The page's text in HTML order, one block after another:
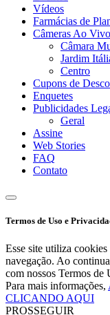
Vídeos
Farmácias de
Câmeras Ao Vivo
Câmara
Jardim
Centro
Cupons de
Enquetes
Publicidades
Geral
Assine
Web Stories
FAQ
Contato
Termos de Uso e
Esse site utiliza
navegação. Ao
com nossos Termos de
Para mais informações,
CLICANDO AQUI
PROSSEGUIR